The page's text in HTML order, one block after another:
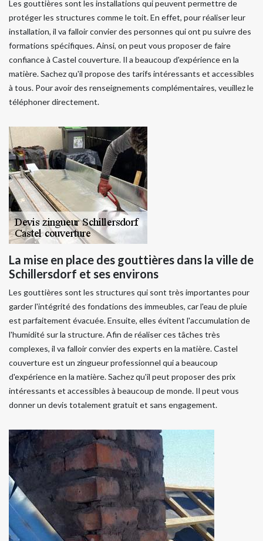
Les gouttières sont les installations qui peuvent permettre de
protéger les structures comme le toit. En effet, pour réaliser leur
installation, il va falloir convier des personnes qui ont pu suivre des
formations spécifiques. Ainsi, on peut vous proposer de faire
confiance à Castel couverture. Il a beaucoup d'expérience en la
matière. Sachez qu'il propose des tarifs intéressants et accessibles
à tous. Pour avoir des renseignements complémentaires, veuillez le
téléphoner directement.
La mise en place des gouttières dans la ville de
Schillersdorf et ses environs
Les gouttières sont les structures qui sont très importantes pour
garder l'intégrité des fondations des immeubles, car l'eau de pluie
est parfaitement évacuée. Ensuite, elles évitent l'accumulation de
l'humidité sur la structure. Afin de réaliser ces tâches très
complexes, il va falloir convier des experts en la matière. Castel
couverture est un zingueur professionnel qui a beaucoup
d'expérience en la matière. Sachez qu'il peut proposer des prix
intéressants et accessibles à beaucoup de monde. Il peut vous
donner un devis totalement gratuit et sans engagement.